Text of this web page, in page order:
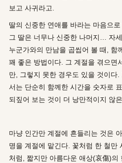
보고 사귀라고.
딸의 신중한 연애를 바라는 마음으
그 딸은 너무나 신중한 나머지… 자
누군가와의 만남을 곱씹어 볼 때, 함
꽤 좋은 방법이다. 그 계절을 겪으면
만, 그렇지 못한 경우도 있을 것이다
서는 단순히 함께한 시간을 숫자로
되짚어 보는 것이 더 낭만적이지 않
마냥 인간만 계절에 흔들리는 것은
명을 계절에 맡긴다. 꽃처럼 한 철만
처럼, 짧지만 아름다운 애상(哀傷)의